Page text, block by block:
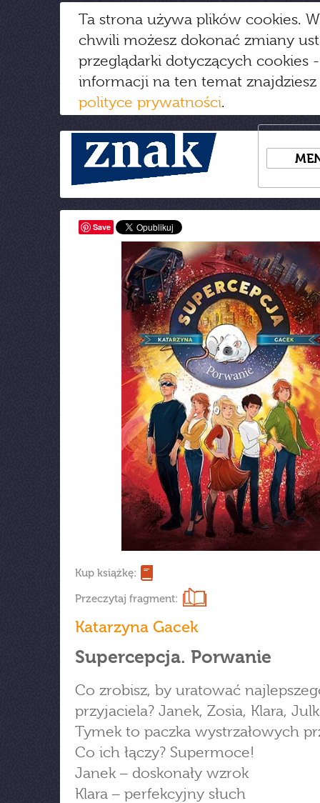
Ta strona używa plików cookies.
chwili możesz dokonać zmiany
przeglądarki dotyczących cookies
informacji na ten temat
polityce prywatności.
Save
Kup książkę:
Przeczytaj fragment:
Katarzyna Gacek
Supercepcja. Porwanie
Co zrobisz, by uratować
przyjaciela? Janek, Zosia, Klara,
Tymek to paczka wystrzałowych
Co ich łączy? Supermoce!
Janek ‒ doskonały wzrok
Klara ‒ perfekcyjny słuch